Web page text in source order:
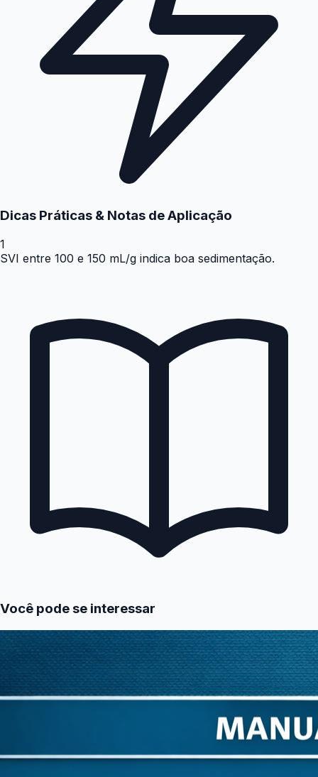
Dicas Práticas & Notas de Aplicação
1
SVI entre 100 e 150 mL/g indica boa sedimentação.
Você pode se interessar